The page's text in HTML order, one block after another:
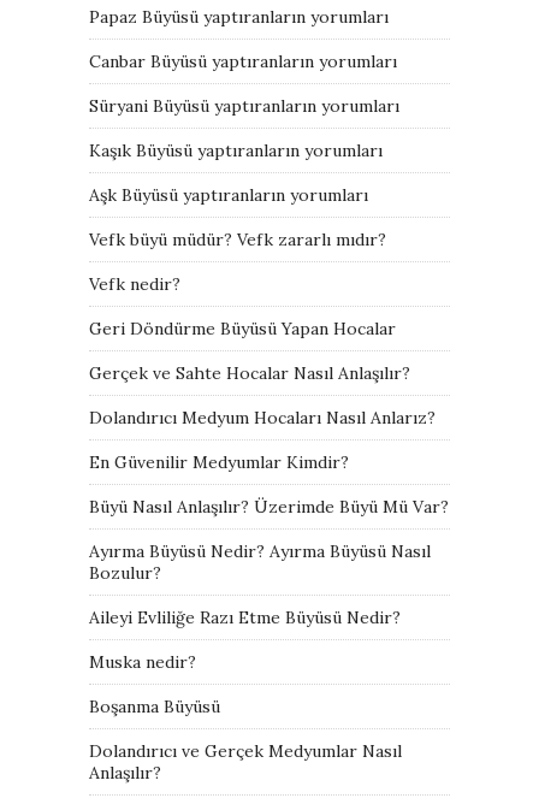
Papaz Büyüsü yaptıranların yorumları
Canbar Büyüsü yaptıranların yorumları
Süryani Büyüsü yaptıranların yorumları
Kaşık Büyüsü yaptıranların yorumları
Aşk Büyüsü yaptıranların yorumları
Vefk büyü müdür? Vefk zararlı mıdır?
Vefk nedir?
Geri Döndürme Büyüsü Yapan Hocalar
Gerçek ve Sahte Hocalar Nasıl Anlaşılır?
Dolandırıcı Medyum Hocaları Nasıl Anlarız?
En Güvenilir Medyumlar Kimdir?
Büyü Nasıl Anlaşılır? Üzerimde Büyü Mü Var?
Ayırma Büyüsü Nedir? Ayırma Büyüsü Nasıl
Bozulur?
Aileyi Evliliğe Razı Etme Büyüsü Nedir?
Muska nedir?
Boşanma Büyüsü
Dolandırıcı ve Gerçek Medyumlar Nasıl
Anlaşılır?